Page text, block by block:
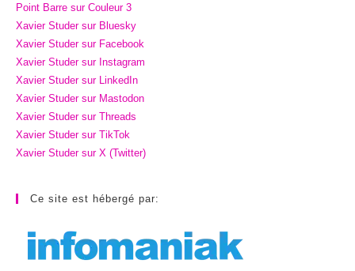
Point Barre sur Couleur 3
Xavier Studer sur Bluesky
Xavier Studer sur Facebook
Xavier Studer sur Instagram
Xavier Studer sur LinkedIn
Xavier Studer sur Mastodon
Xavier Studer sur Threads
Xavier Studer sur TikTok
Xavier Studer sur X (Twitter)
Ce site est hébergé par: